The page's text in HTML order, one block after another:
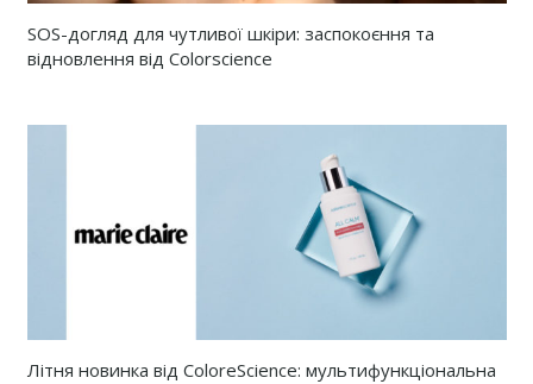
SOS-догляд для чутливої ​​шкіри: заспокоєння та
відновлення від Colorscience
Літня новинка від ColoreScience: мультифункціональна